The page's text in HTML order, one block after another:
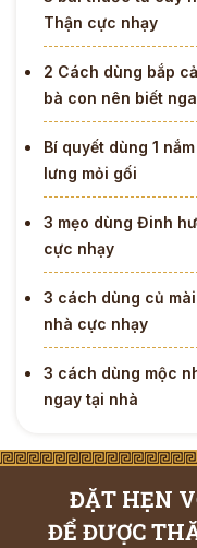
Thận cực nhạy
2 Cách dùng bắp
bà con nên biết
Bí quyết dùng 1
lưng mỏi gối
3 mẹo dùng Đinh
cực nhạy
3 cách dùng củ
nhà cực nhạy
3 cách dùng mộc
ngay tại nhà
ĐẶT HẸN
ĐỂ ĐƯỢC